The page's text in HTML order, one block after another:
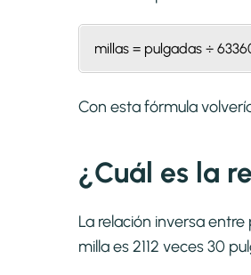
millas = pulgadas ÷
Con esta fórmula
¿Cuál es la
La relación inversa
milla es 2112 veces 30